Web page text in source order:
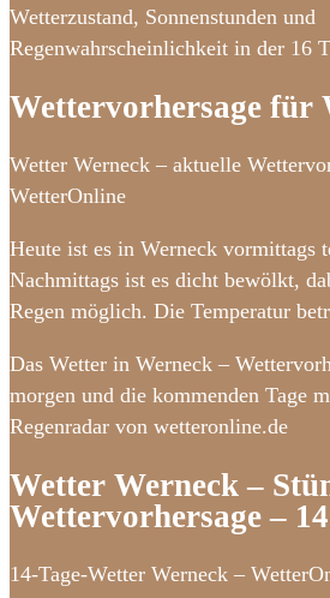
Wetterzustand, Sonnenstunden und
Regenwahrscheinlichkeit in der 16
Wettervorhersage für
Wetter Werneck – aktuelle
WetterOnline
Heute ist es in Werneck vormittags
Nachmittags ist es dicht bewölkt,
Regen möglich. Die Temperatur
Das Wetter in Werneck –
morgen und die kommenden Tage
Regenradar von wetteronline.de
Wetter Werneck –
Wettervorhersage –
14-Tage-Wetter Werneck –